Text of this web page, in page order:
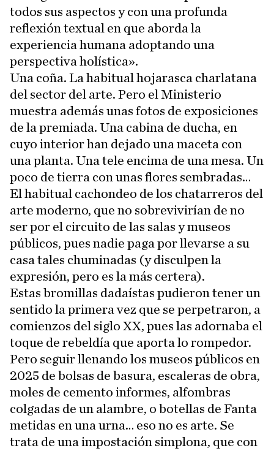
todos sus aspectos y con una profunda
reflexión textual en que aborda la
experiencia humana adoptando una
perspectiva holística».
Una coña. La habitual hojarasca charlatana
del sector del arte. Pero el Ministerio
muestra además unas fotos de exposiciones
de la premiada. Una cabina de ducha, en
cuyo interior han dejado una maceta con
una planta. Una tele encima de una mesa. Un
poco de tierra con unas flores sembradas…
El habitual cachondeo de los chatarreros del
arte moderno, que no sobrevivirían de no
ser por el circuito de las salas y museos
públicos, pues nadie paga por llevarse a su
casa tales chuminadas (y disculpen la
expresión, pero es la más certera).
Estas bromillas dadaístas pudieron tener un
sentido la primera vez que se perpetraron, a
comienzos del siglo XX, pues las adornaba el
toque de rebeldía que aporta lo rompedor.
Pero seguir llenando los museos públicos en
2025 de bolsas de basura, escaleras de obra,
moles de cemento informes, alfombras
colgadas de un alambre, o botellas de Fanta
metidas en una urna… eso no es arte. Se
trata de una impostación simplona, que con